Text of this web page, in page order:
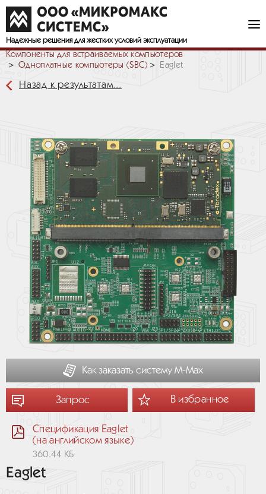
Надежные решения для жестких условий эксплуатации
Компоненты для встраиваемых компьютеров
Одноплатные компьютеры (SBC)
Eaglet
Назад к результатам...
Как заказать систему М-Мах
Запрос В избранное
Спецификация Eaglet
(на английском языке)
360.44 КБ
Eaglet